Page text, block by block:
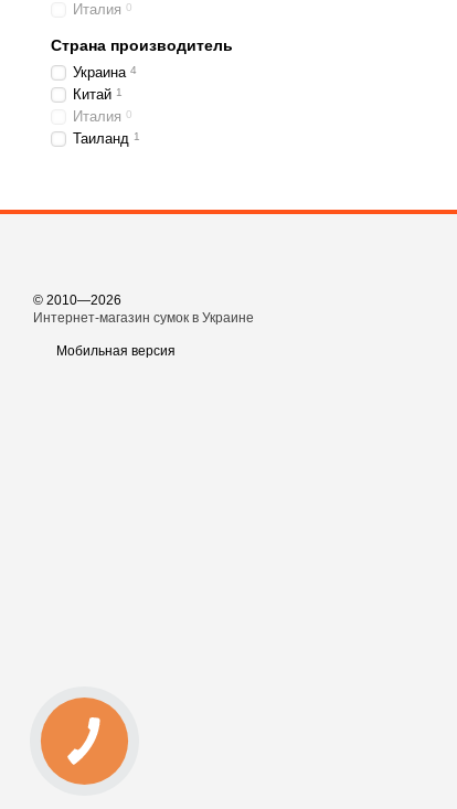
Италия 0
Страна производитель
Украина 4
Китай 1
Италия 0
Таиланд 1
© 2010—2026
Интернет-магазин сумок в Украине
Мобильная версия